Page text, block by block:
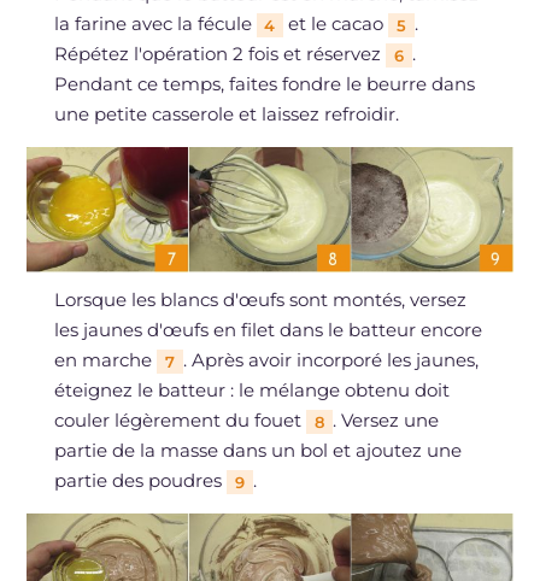
la farine avec la fécule
4 et le cacao 5 .
Répétez l'opération 2 fois et réservez
6 .
Pendant ce temps, faites fondre le beurre dans
une petite casserole et laissez refroidir.
Lorsque les blancs d'œufs sont montés, versez
les jaunes d'œufs en filet dans le batteur encore
en marche
7 . Après avoir incorporé les jaunes,
éteignez le batteur : le mélange obtenu doit
couler légèrement du fouet
8 . Versez une
partie de la masse dans un bol et ajoutez une
partie des poudres
9 .